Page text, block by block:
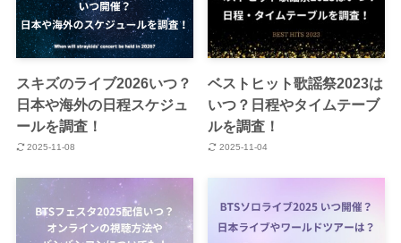
スキズのライブ2026いつ？
日本や海外の日程スケジュ
ールを調査！
2025-11-08
ベストヒット歌謡祭2023は
いつ？日程やタイムテーブ
ルを調査！
2025-11-04